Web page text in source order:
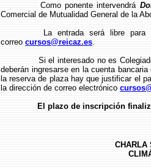
Como ponente intervendrá
Comercial de Mutualidad General de la
La entrada será libre
correo cursos@reicaz.es.
Si el interesado no es
deberán ingresarse en la cuenta
la reserva de plaza hay que justificar el
la dirección de correo electrónico
El plazo de inscripción
CHARLA